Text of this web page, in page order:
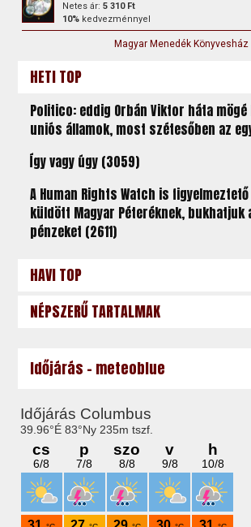
Netes ár:5 310 Ft
10% kedvezménnyel
Magyar Menedék Könyvesház
HETI TOP
Politico: eddig Orbán Viktor háta
uniós államok, most szétesőben az
Így vagy úgy (3059)
A Human Rights Watch is
küldött Magyar Péteréknek, bukhatjuk
pénzeket (2611)
HAVI TOP
NÉPSZERŰ TARTALMAK
Időjárás - meteoblue